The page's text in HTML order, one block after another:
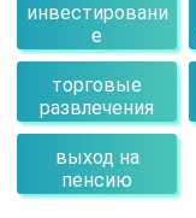
инвестировани
е
торговые
развлечения
выход на
пенсию